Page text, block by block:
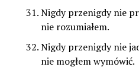
Nigdy przenigdy nie
nie rozumiałem.
Nigdy przenigdy nie
nie mogłem wymówić.